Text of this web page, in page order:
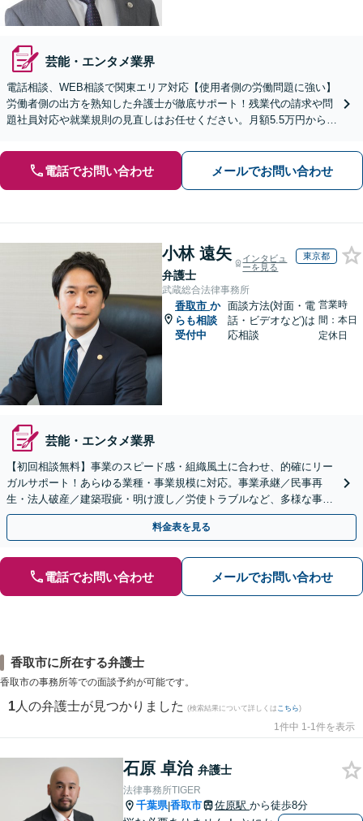
芸能・エンタメ業界
電話相談、WEB相談で関東エリア対応【使用者側の労働問題に強い】
労働者側の出方を熟知した弁護士が徹底サポート！残業代の請求や問
題社員対応や就業規則の見直しはお任せください。月額5.5万円からの
電話でお問い合わせ メールでお問い合わせ
小林 遠矢
弁護士
インタビュ
ーを見る
東京都
武蔵総合法律事務所
香取市 か
らも相談
受付中
面談方法(対面・電
話・ビデオなど)は
応相談
営業時
間：本日
定休日
芸能・エンタメ業界
【初回相談無料】事業のスピード感・組織風土に合わせ、的確にリー
ガルサポート！あらゆる業種・事業規模に対応。事業承継／民事再
生・法人破産／建築瑕疵・明け渡し／労使トラブルなど、多様な事案
に精通。顧問契約の実績多数【市ケ谷駅2分】【電話相談可】
料金表を見る
電話でお問い合わせ メールでお問い合わせ
香取市に所在する弁護士
香取市の事務所等での面談予約が可能です。
1 人の弁護士が見つかりました (検索結果について詳しくは こちら)
1件中 1-1件を表示
石原 卓治 弁護士
法律事務所TIGER
千葉県|香取市 佐原駅 から徒歩8分